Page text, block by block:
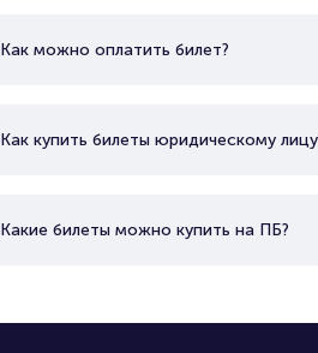
Как можно оплатить билет?
Как купить билеты юридическому
Какие билеты можно купить на ПБ?